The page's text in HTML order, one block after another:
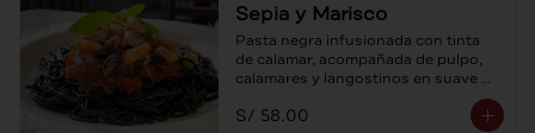
Sepia y Marisco
Pasta negra infusionada con tinta
de calamar, acompañada de pulpo,
calamares y langostinos en suave
S/ 58.00